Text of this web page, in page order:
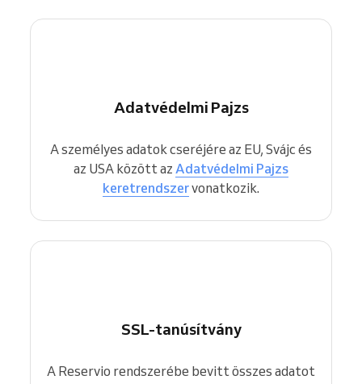
Adatvédelmi Pajzs
A személyes adatok cseréjére az EU, Svájc és
az USA között az Adatvédelmi Pajzs
keretrendszervonatkozik.
SSL-tanúsítvány
A Reservio rendszerébe bevitt összes adatot